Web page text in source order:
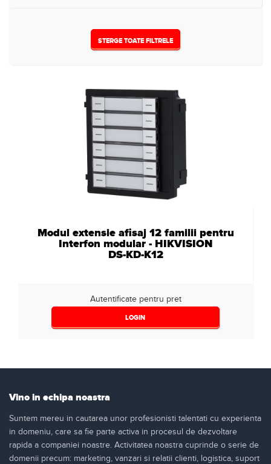
STERGE TOATE FILTRELE
Modul extensie afisaj 12 familii pentru
Interfon modular - HIKVISION
DS-KD-K12
Autentificate pentru pret
LOGIN
Vino in echipa noastra
Suntem mereu in cautarea unor profesionisti talentati cu experienta
in domeniu, care sa fie parte activa in procesul de dezvoltare
rapida a companiei noastre. Activitatea noastra cuprinde o serie de
domenii precum: marketing, vanzari si relatii clienti, logistica, suport